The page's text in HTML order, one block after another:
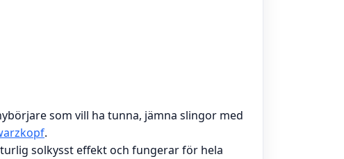
som vill ha tunna, jämna slingor med
.
solkysst effekt och fungerar för hela